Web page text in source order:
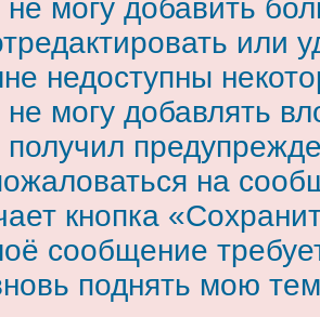
могу добавить
или
недоступны
могу добавлять
на
кнопка
сообщение
поднять мою